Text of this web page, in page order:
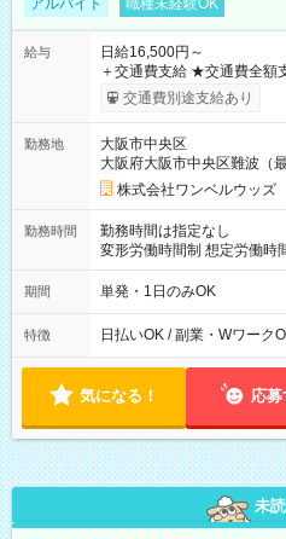
アルバイト 職種未経験OK
給与
日給16,500円～
＋交通費支給 ★交通費全額支給！ ★日払いOK！（規定あり） ┗
働いたその日に現金GET♪
交通費別途支給あり
勤務地
大阪市中央区
大阪府大阪市中央区難波（
株式会社ワンベルウッズ
勤務時間
勤務時間は指定なし
変形労働時間制 想定労働時間160時間/月
00～20：00
期間 単発・1日のみOK
特徴 日払いOK / 副業・Wワーク
気になる！ 応募
未読